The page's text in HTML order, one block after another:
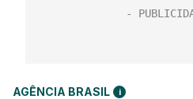
AGÊNCIA BRASIL i